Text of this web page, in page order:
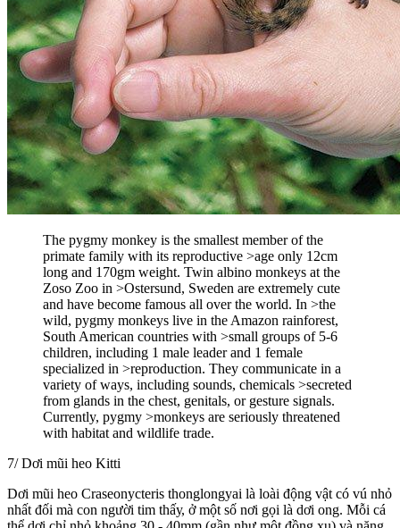
The pygmy monkey is the smallest member of the
primate family with its reproductive >age only 12cm
long and 170gm weight. Twin albino monkeys at the
Zoso Zoo in >Ostersund, Sweden are extremely cute
and have become famous all over the world. In >the
wild, pygmy monkeys live in the Amazon rainforest,
South American countries with >small groups of 5-6
children, including 1 male leader and 1 female
specialized in >reproduction. They communicate in a
variety of ways, including sounds, chemicals >secreted
from glands in the chest, genitals, or gesture signals.
Currently, pygmy >monkeys are seriously threatened
with habitat and wildlife trade.
7/ Dơi mũi heo Kitti
Dơi mũi heo Craseonycteris thonglongyai là loài động vật có vú nhỏ
nhất đối mà con người tim thấу, ở một số nơi gọi là dơi ong. Mỗi cá